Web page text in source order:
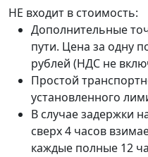
НЕ входит в стоимость:
Дополнительные
пути. Цена за одну
рублей (НДС не
Простой
установленного
В случае задержки
сверх 4 часов
каждые полные 12